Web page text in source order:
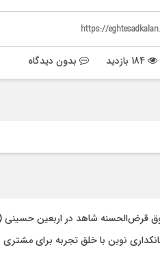
https://
بدون دیدگاه
قرض‌الحسنه شاهد در اربعین
نوین با خلق تجربه برای مشتری